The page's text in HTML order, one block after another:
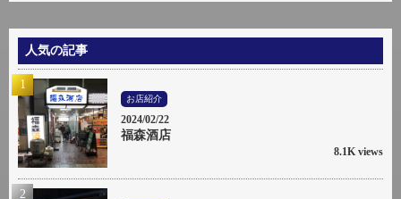
人気の記事
お店紹介
2024/02/22
福森酒店
8.1K views